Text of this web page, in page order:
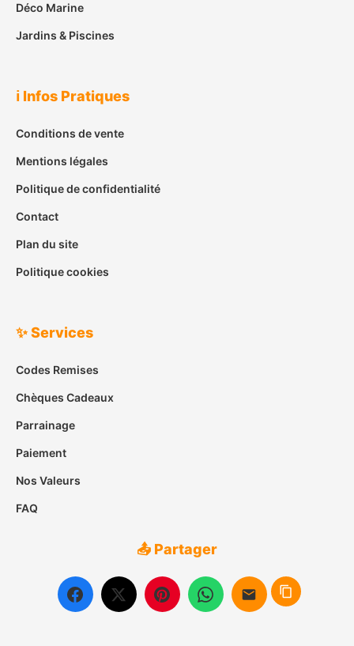
Déco Marine
Jardins & Piscines
ℹ️ Infos Pratiques
Conditions de vente
Mentions légales
Politique de confidentialité
Contact
Plan du site
Politique cookies
✨ Services
Codes Remises
Chèques Cadeaux
Parrainage
Paiement
Nos Valeurs
FAQ
📤 Partager